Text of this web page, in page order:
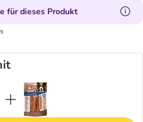
für dieses Produkt